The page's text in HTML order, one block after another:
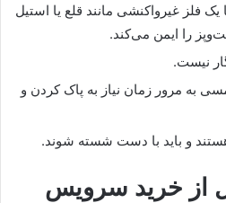
فلز غیرواکنشی مانند قلع یا استیل
را ایمن می‌کند.
نیست.
به مرور زمان نیاز به پاک کردن و
و باید با دست شسته شوند.
از خرید سرویس